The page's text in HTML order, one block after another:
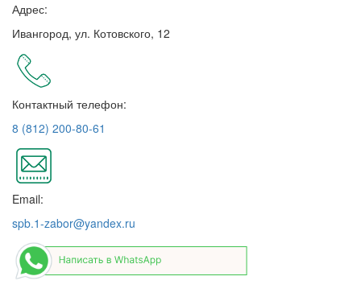
Адрес:
Ивангород, ул. Котовского, 12
Контактный телефон:
8 (812) 200-80-61
Email:
spb.1-zabor@yandex.ru